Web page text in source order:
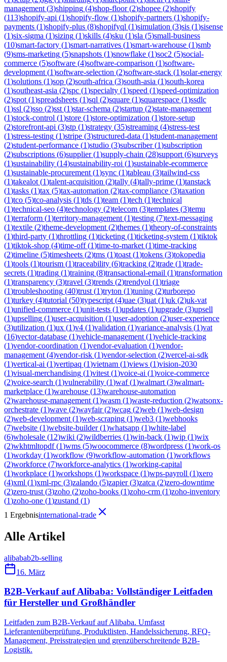
management (3)shipping (4)shop-floor(2)shopee (2)shopify
(113)shopify-api (1)shopify-flow (1)shopify-partners (1)shopify-
payments (1)shopify-plus (8)shopifyql (1)simulation (3)sis (1)sisense
(1)six-sigma (1)sizing (1)skills (4)sku (1)sla (5)small-business
(10)smart-factory (1)smart-narratives (1)smart-warehouse (1)smb
(9)sms-marketing (5)snapshots (1)snowflake (1)soc2 (5)social-
commerce (5)software (4)software-comparison (1)software-
development (1)software-selection (2)software-stack (1)solar-energy
(1)solutions (1)sop (2)south-africa (3)south-asia (1)south-korea
(1)southeast-asia (2)spc (1)specialty (1)speed (1)speed-optimization
(2)spot (1)spreadsheets (1)sql (2)square (1)squarespace (1)ssdlc
(1)ssl (2)sso (2)sst (1)star-schema (2)startup (2)state-management
(1)stock-control (1)store (1)store-optimization (1)store-setup
(2)storefront-api (3)stp (1)strategy (35)streaming (4)stress-test
(1)stress-testing (1)stripe (3)structured-data (1)student-management
(2)student-performance (1)studio (3)subscriber(1)subscription
(2)subscriptions (6)supplier(1)supply-chain (28)support (6)surveys
(1)sustainability (14)sustainability-roi (1)sustainable-ecommerce
(1)sustainable-procurement (1)sync (1)tableau (3)tailwind-css
(1)takealot (1)talent-acquisition (2)tally (4)tally-prime (1)tanstack
(1)tasks (1)tax (5)tax-automation (2)tax-compliance (3)taxation
(1)tco (5)tco-analysis (1)tds (1)team (1)tech (1)technical
(1)technical-seo (4)technology (2)telecom (3)templates (3)temu
(1)terraform (1)territory-management (1)testing (7)text-messaging
(1)textile (2)theme-development (2)themes (1)theory-of-constraints
(1)third-party (1)throttling (1)ticketing (1)ticketing-system (1)tiktok
(1)tiktok-shop (4)time-off(1)time-to-market (1)time-tracking
(2)timeline (5)timesheets (2)tms (1)toast (1)tokens (3)tokopedia
(1)tools (1)tourism (1)traceability (6)tracking (2)trade (1)trade-
secrets (1)trading (1)training (8)transactional-email (1)transformation
(1)transparency (3)travel (3)trends (2)trendyol (1)triage
(1)troubleshooting (40)trust (1)tryton (1)tuning (2)turborepo
(1)turkey (4)tutorial (50)typescript (4)uae (3)uat (1)uk (2)uk-vat
(1)unified-commerce (1)unit-tests (1)updates (1)upgrade (3)upsell
(1)upselling (1)user-acquisition (1)user-adoption (2)user-experience
(3)utilization (1)ux (1)v4 (1)validation (1)variance-analysis (1)vat
(16)vector-database (1)vehicle-management (1)vehicle-tracking
(1)vendor-coordination (1)vendor-evaluation (1)vendor-
management (4)vendor-risk (1)vendor-selection (2)vercel-ai-sdk
(1)vertical-ai (1)vertipaq (1)vietnam (1)views (1)vision-2030
(1)visual-merchandising (1)vitest (1)voice-ai (1)voice-commerce
(2)voice-search (1)vulnerability (1)waf(1)walmart (3)walmart-
marketplace (1)warehouse (13)warehouse-automation
(2)warehouse-management (1)wasm (1)waste-reduction (2)watsonx-
orchestrate (1)wave (2)wayfair(2)wcag (2)web (1)web-design
(2)web-development (1)web-scraping (1)web3 (1)webhooks
(7)website (1)website-builder(1)whatsapp (1)white-label
(6)wholesale (12)wiki (2)wildberries (1)win-back (1)wip (1)wix
(2)wkhtmltopdf(1)wms (5)woocommerce (8)wordpress (1)work-os
(1)workday (1)workflow (9)workflow-automation (1)workflows
(2)workforce (7)workforce-analytics (1)working-capital
(1)workplace (1)workshops (1)workspace (1)wps-payroll (1)xero
(4)xml (1)xml-rpc (3)zalando (5)zapier(3)zatca (2)zero-downtime
(2)zero-trust (3)zoho (2)zoho-books (1)zoho-crm (1)zoho-inventory
(1)zoho-one (1)zustand (1)
1 Ergebnisinternational-trade
Alle Artikel
alibabab2b-selling
16. März
B2B-Verkauf auf Alibaba: Vollständiger Leitfaden
für Hersteller und Großhändler
Leitfaden zum B2B-Verkauf auf Alibaba. Umfasst
Lieferantenüberprüfung, Produktlisten, Handelssicherung, RFQ-
Management, Preisstrategien und grenzüberschreitende B2B-
Logistik.